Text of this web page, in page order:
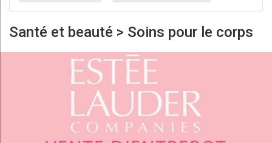
Santé et beauté > Soins pour le corps